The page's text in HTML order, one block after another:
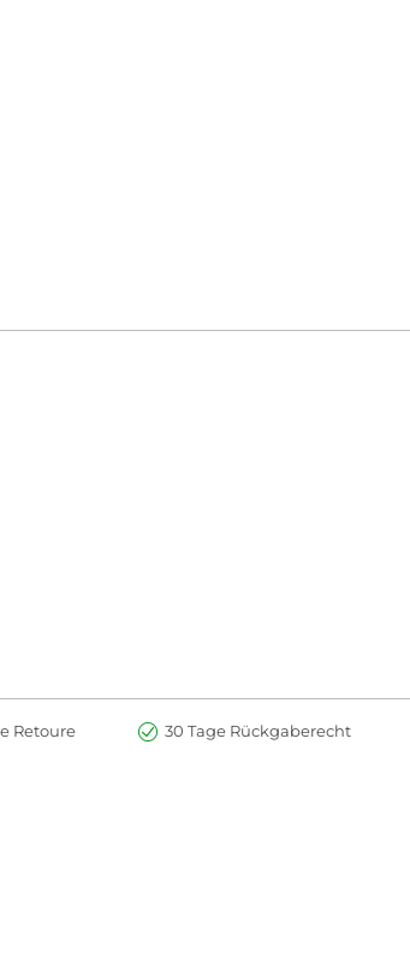
Retoure 30 Tage Rückgaberecht